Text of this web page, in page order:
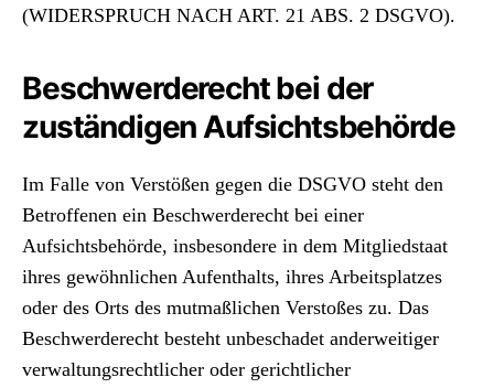
(WIDERSPRUCH NACH ART. 21 ABS. 2 DSGVO).
Beschwerderecht bei der
zuständigen Aufsichtsbehörde
Im Falle von Verstößen gegen die DSGVO steht den
Betroffenen ein Beschwerderecht bei einer
Aufsichtsbehörde, insbesondere in dem Mitgliedstaat
ihres gewöhnlichen Aufenthalts, ihres Arbeitsplatzes
oder des Orts des mutmaßlichen Verstoßes zu. Das
Beschwerderecht besteht unbeschadet anderweitiger
verwaltungsrechtlicher oder gerichtlicher